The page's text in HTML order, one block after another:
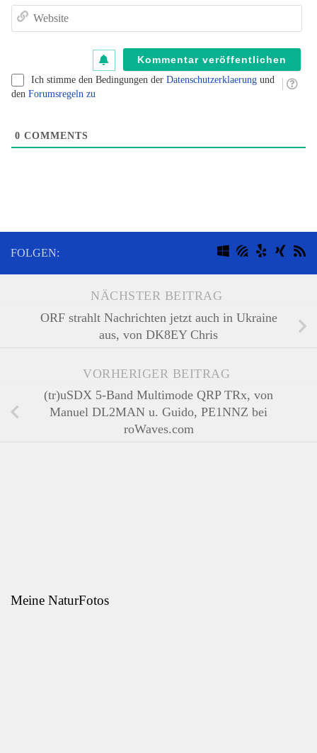
Ich stimme den Bedingungen der Datenschutzerklaerung und
den Forumsregeln zu
0 COMMENTS
FOLGEN:
NÄCHSTER BEITRAG
ORF strahlt Nachrichten jetzt auch in Ukraine
aus, von DK8EY Chris
VORHERIGER BEITRAG
(tr)uSDX 5-Band Multimode QRP TRx, von
Manuel DL2MAN u. Guido, PE1NNZ bei
roWaves.com
Meine NaturFotos